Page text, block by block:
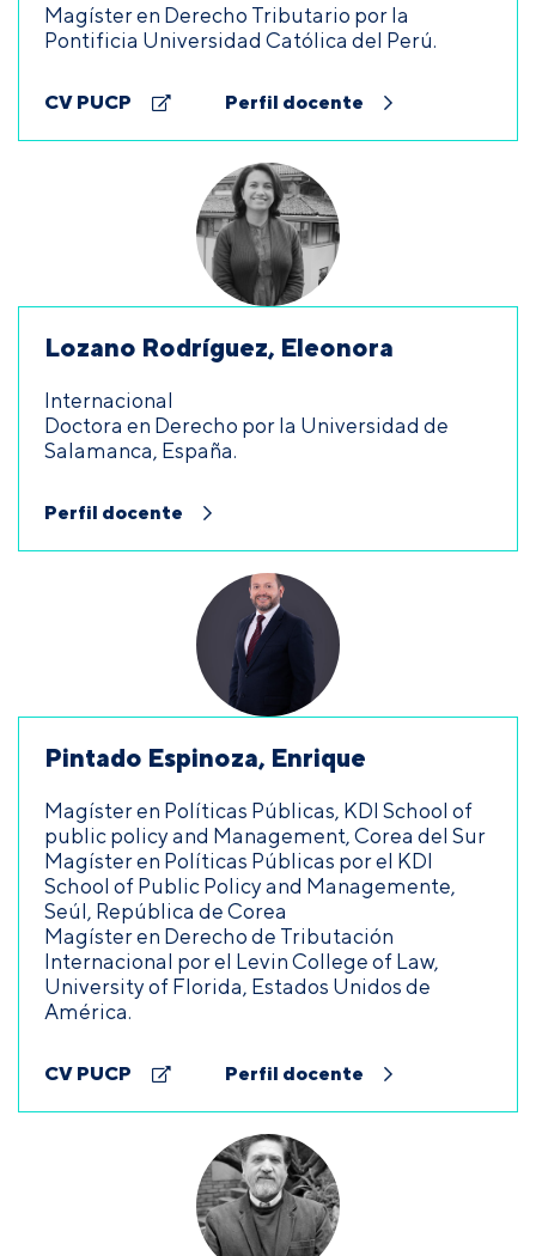
Magíster en Derecho Tributario por la
Pontificia Universidad Católica del Perú.
CV PUCP Perfil docente
Lozano Rodríguez, Eleonora
Internacional
Doctora en Derecho por la Universidad de
Salamanca, España.
Perfil docente
Pintado Espinoza, Enrique
Magíster en Políticas Públicas, KDI School of
public policy and Management, Corea del Sur
Magíster en Políticas Públicas por el KDI
School of Public Policy and Managemente,
Seúl, República de Corea
Magíster en Derecho de Tributación
Internacional por el Levin College of Law,
University of Florida, Estados Unidos de
América.
CV PUCP Perfil docente